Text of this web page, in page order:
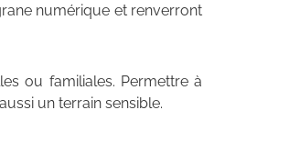
numérique et renverront
ou familiales. Permettre à
un terrain sensible.